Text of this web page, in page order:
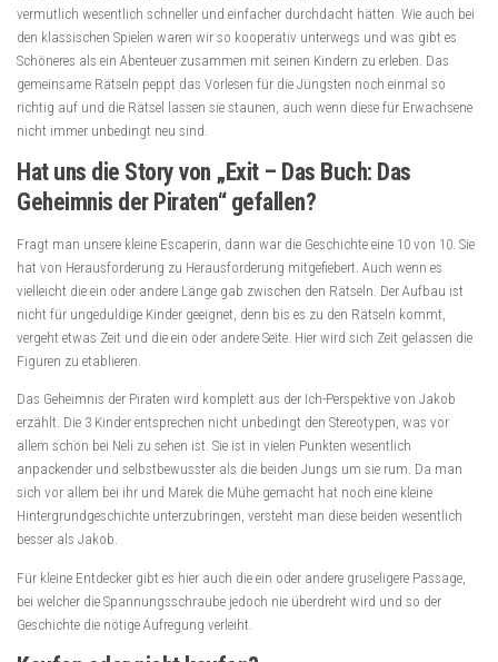
vermutlich wesentlich schneller und einfacher durchdacht hätten. Wie auch bei
den klassischen Spielen waren wir so kooperativ unterwegs und was gibt es
Schöneres als ein Abenteuer zusammen mit seinen Kindern zu erleben. Das
gemeinsame Rätseln peppt das Vorlesen für die Jüngsten noch einmal so
richtig auf und die Rätsel lassen sie staunen, auch wenn diese für Erwachsene
nicht immer unbedingt neu sind.
Hat uns die Story von „Exit – Das Buch: Das
Geheimnis der Piraten“ gefallen?
Fragt man unsere kleine Escaperin, dann war die Geschichte eine 10 von 10. Sie
hat von Herausforderung zu Herausforderung mitgefiebert. Auch wenn es
vielleicht die ein oder andere Länge gab zwischen den Rätseln. Der Aufbau ist
nicht für ungeduldige Kinder geeignet, denn bis es zu den Rätseln kommt,
vergeht etwas Zeit und die ein oder andere Seite. Hier wird sich Zeit gelassen die
Figuren zu etablieren.
Das Geheimnis der Piraten wird komplett aus der Ich-Perspektive von Jakob
erzählt. Die 3 Kinder entsprechen nicht unbedingt den Stereotypen, was vor
allem schön bei Neli zu sehen ist. Sie ist in vielen Punkten wesentlich
anpackender und selbstbewusster als die beiden Jungs um sie rum. Da man
sich vor allem bei ihr und Marek die Mühe gemacht hat noch eine kleine
Hintergrundgeschichte unterzubringen, versteht man diese beiden wesentlich
besser als Jakob.
Für kleine Entdecker gibt es hier auch die ein oder andere gruseligere Passage,
bei welcher die Spannungsschraube jedoch nie überdreht wird und so der
Geschichte die nötige Aufregung verleiht.